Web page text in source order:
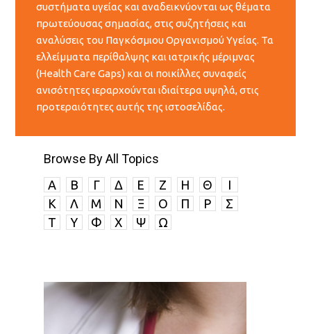
συστήματα υγείας και αναδεικνύονται ως θέματα
πρωτεύουσας σημασίας, στις συζητήσεις και
αναλύσεις του Παγκόσμιου Οργανισμού Υγείας. Τα
ελλείμματα περίθαλψης και ιατρικής μέριμνας
(Health Care Gaps) και οι ποικίλλες συναφείς
ανισότητες ιεραρχούνται ιδιαίτερα υψηλά, στις
προτεραιότητες αυτής της ιστοσελίδας.
Browse By All Topics
A B Γ Δ E Ζ Η Θ
I
K
Λ Μ Ν Ξ Ο Π P
Σ
Τ
Υ Φ Χ Ψ Ω